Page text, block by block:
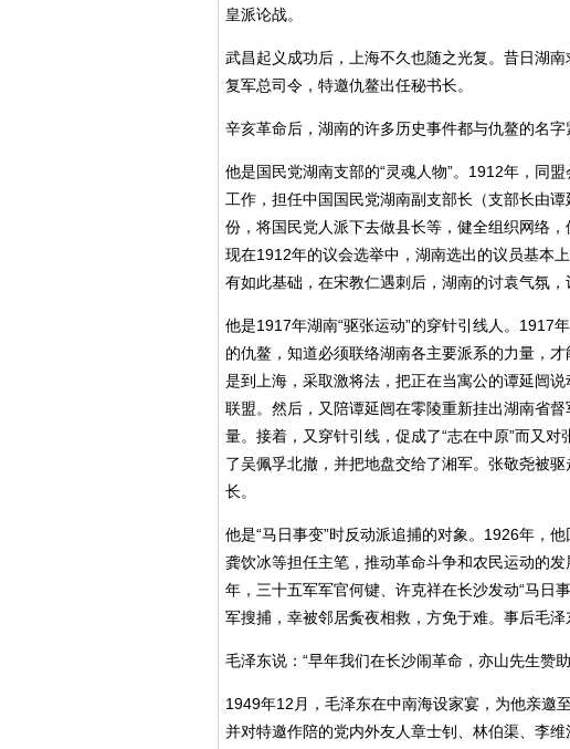
皇派论战。
武昌起义成功后，上海不久也随之光复。昔日湖
复军总司令，特邀仇鳌出任秘书长。
辛亥革命后，湖南的许多历史事件都与仇鳌的名字
他是国民党湖南支部的“灵魂人物”。1912年，同
工作，担任中国国民党湖南副支部长（支部长由
份，将国民党人派下去做县长等，健全组织网络
现在1912年的议会选举中，湖南选出的议员基本
有如此基础，在宋教仁遇刺后，湖南的讨袁气氛，
他是1917年湖南“驱张运动”的穿针引线人。1917
的仇鳌，知道必须联络湖南各主要派系的力量，
是到上海，采取激将法，把正在当寓公的谭延闿
联盟。然后，又陪谭延闿在零陵重新挂出湖南省
量。接着，又穿针引线，促成了“志在中原”而又
了吴佩孚北撤，并把地盘交给了湘军。张敬尧被
长。
他是“马日事变”时反动派追捕的对象。1926年，
龚饮冰等担任主笔，推动革命斗争和农民运动的
年，三十五军军官何键、许克祥在长沙发动“马日
军搜捕，幸被邻居夤夜相救，方免于难。事后毛
毛泽东说：“早年我们在长沙闹革命，亦山先生赞
1949年12月，毛泽东在中南海设家宴，为他亲邀
并对特邀作陪的党内外友人章士钊、林伯渠、李